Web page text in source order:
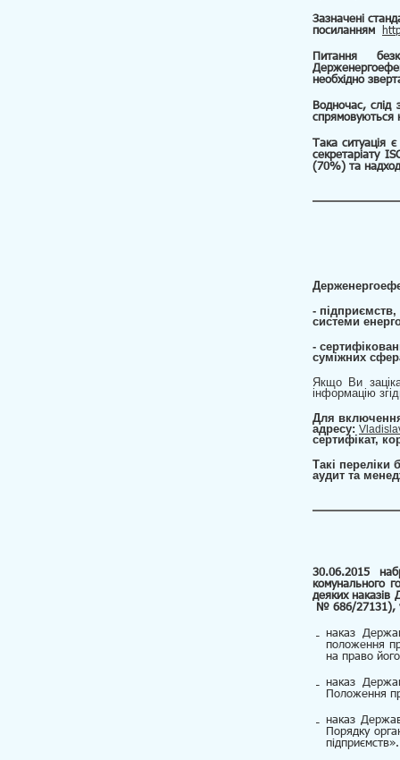
Зазначені
посиланням
Питання
необхідно
Водночас, слід
спрямовуються
Така ситуація
секретаріату
(70%) та
-
системи
-
суміжних
Якщо Ви
інформацію
Для
адресу:
сертифікат,
Такі переліки
аудит та
30.06.2015
комунального
деяких наказів
№ 686/27131), у
наказ
положення
на право
наказ
Положення
наказ
Порядку
підприємств».